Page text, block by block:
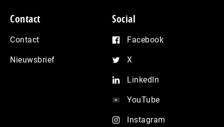
Contact
Contact
Nieuwsbrief
Social
Facebook
X
LinkedIn
YouTube
Instagram